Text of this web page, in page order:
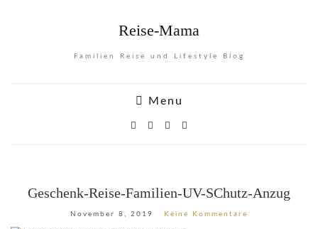
Reise-Mama
Familien Reise und Lifestyle Blog
Menu
Geschenk-Reise-Familien-UV-SChutz-Anzug
November 8, 2019 Keine Kommentare